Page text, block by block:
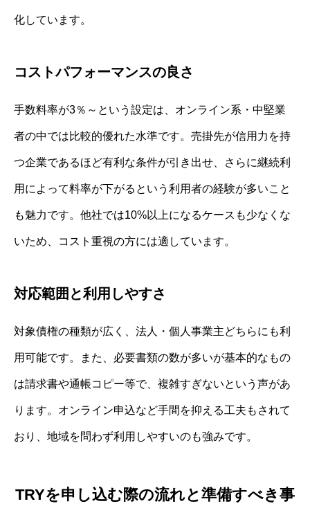
化しています。
コストパフォーマンスの良さ
手数料率が3％～という設定は、オンライン系・中堅業
者の中では比較的優れた水準です。売掛先が信用力を持
つ企業であるほど有利な条件が引き出せ、さらに継続利
用によって料率が下がるという利用者の経験が多いこと
も魅力です。他社では10%以上になるケースも少なくな
いため、コスト重視の方には適しています。
対応範囲と利用しやすさ
対象債権の種類が広く、法人・個人事業主どちらにも利
用可能です。また、必要書類の数が多いが基本的なもの
は請求書や通帳コピー等で、複雑すぎないという声があ
ります。オンライン申込など手間を抑える工夫もされて
おり、地域を問わず利用しやすいのも強みです。
TRYを申し込む際の流れと準備すべき事